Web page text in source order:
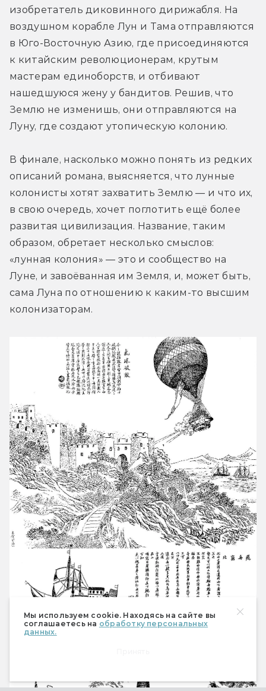
Мы используем cookie. Находясь на сайте вы
соглашаетесь на обработку персональных
данных.
изобретатель диковинного дирижабля. На
воздушном корабле Лун и Тама отправляются
в Юго-Восточную Азию, где присоединяются
к китайским революционерам, крутым
мастерам единоборств, и отбивают
нашедшуюся жену у бандитов. Решив, что
Землю не изменишь, они отправляются на
Луну, где создают утопическую колонию.
В финале, насколько можно понять из редких
описаний романа, выясняется, что лунные
колонисты хотят захватить Землю — и что их,
в свою очередь, хочет поглотить ещё более
развитая цивилизация. Название, таким
образом, обретает несколько смыслов:
«лунная колония» — это и сообщество на
Луне, и завоёванная им Земля, и, может быть,
сама Луна по отношению к каким-то высшим
колонизаторам.